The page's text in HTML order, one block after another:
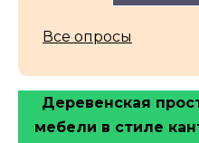
Все опросы
Деревенская
мебели в стиле